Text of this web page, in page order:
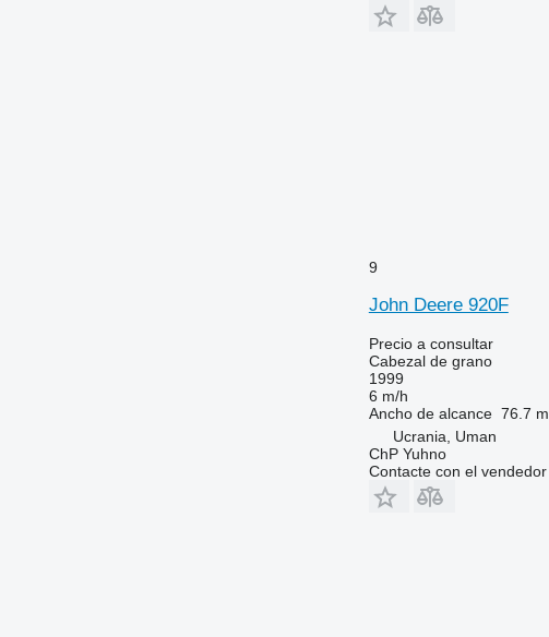
9
John Deere 920F
Precio a consultar
Cabezal de grano
1999
6 m/h
Ancho de alcance 76.7 m
Ucrania, Uman
ChP Yuhno
Contacte con el vendedor